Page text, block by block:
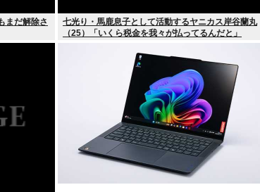
まだ解除さ
七光り・馬鹿息子として活動するヤニカス岸谷蘭丸
（25）「いくら税金を我々が払ってるんだと」